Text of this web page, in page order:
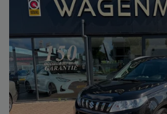
Bekijk deze auto